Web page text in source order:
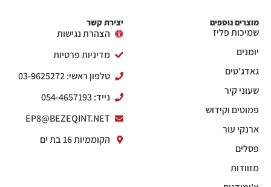
מוצרים נוספים
שמיכות פליז
יומנים
גאדג'טים
שעוני קיר
פמוטים וקידוש
ארנקי עור
פסלים
מזוודות
יצירת קשר
הצהרת נגישות
מדיניות פרטיות
טלפון ראשי: 03-9625272
נייד: 054-4657193
EP8@BEZEQINT.NET
הקוממיות 16 בת ים